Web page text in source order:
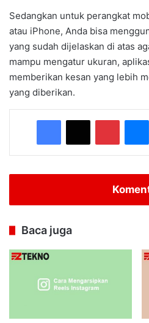
Sedangkan untuk perangkat
atau iPhone, Anda bisa
yang sudah dijelaskan di atas
mampu mengatur ukuran,
memberikan kesan yang lebih
yang diberikan.
Facebook
X Pinterest
Baca juga